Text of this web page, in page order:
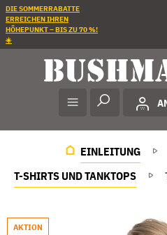
DIE SOMMERRABATTE
ERREICHEN IHREN
HÖHEPUNKT – BIS ZU 70 %!
☀️
EINLEITUNG
T-SHIRTS UND TANKTOPS
AKTION